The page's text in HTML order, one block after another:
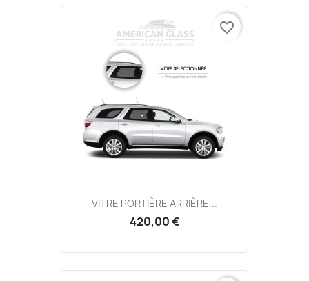
VITRE PORTIÈRE ARRIÈRE...
420,00 €
favorite_border